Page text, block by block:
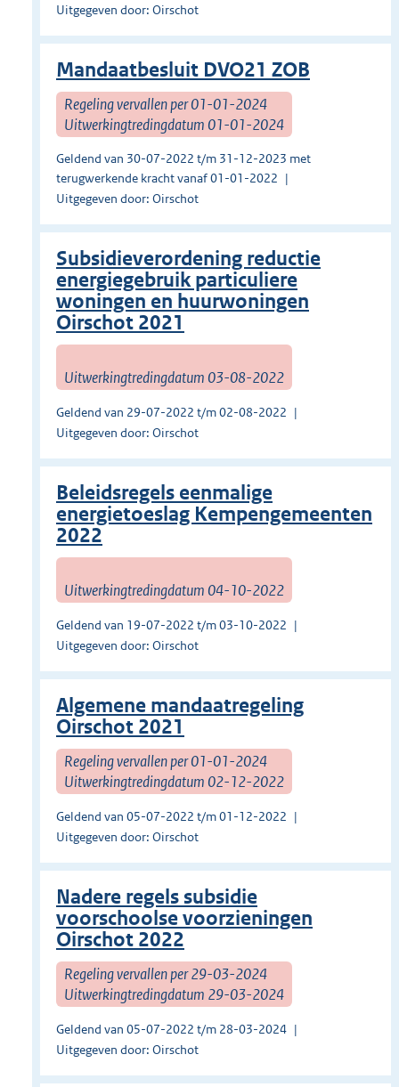
Uitgegeven door: Oirschot
Mandaatbesluit DVO21 ZOB
Regeling vervallen per 01-01-2024
Uitwerkingtredingdatum 01-01-2024
Geldend van 30-07-2022 t/m 31-12-2023 met
terugwerkende kracht vanaf 01-01-2022
Uitgegeven door: Oirschot
Subsidieverordening reductie
energiegebruik particuliere
woningen en huurwoningen
Oirschot 2021
Uitwerkingtredingdatum 03-08-2022
Geldend van 29-07-2022 t/m 02-08-2022
Uitgegeven door: Oirschot
Beleidsregels eenmalige
energietoeslag Kempengemeenten
2022
Uitwerkingtredingdatum 04-10-2022
Geldend van 19-07-2022 t/m 03-10-2022
Uitgegeven door: Oirschot
Algemene mandaatregeling
Oirschot 2021
Regeling vervallen per 01-01-2024
Uitwerkingtredingdatum 02-12-2022
Geldend van 05-07-2022 t/m 01-12-2022
Uitgegeven door: Oirschot
Nadere regels subsidie
voorschoolse voorzieningen
Oirschot 2022
Regeling vervallen per 29-03-2024
Uitwerkingtredingdatum 29-03-2024
Geldend van 05-07-2022 t/m 28-03-2024
Uitgegeven door: Oirschot